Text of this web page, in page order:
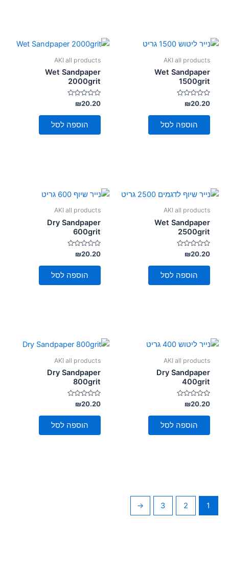
AKI all products
Wet Sandpaper
1500grit
דורג
0
מתוך
₪20.20
הוספה לסל
AKI all products
Wet Sandpaper
2000grit
דורג
0
מתוך
₪20.20
הוספה לסל
AKI all products
Wet Sandpaper
2500grit
דורג
0
מתוך
₪20.20
הוספה לסל
AKI all products
Dry Sandpaper
600grit
דורג
0
מתוך
₪20.20
הוספה לסל
AKI all products
Dry Sandpaper
400grit
דורג
0
מתוך
₪20.20
הוספה לסל
AKI all products
Dry Sandpaper
800grit
דורג
0
מתוך
₪20.20
הוספה לסל
1
2
3
←